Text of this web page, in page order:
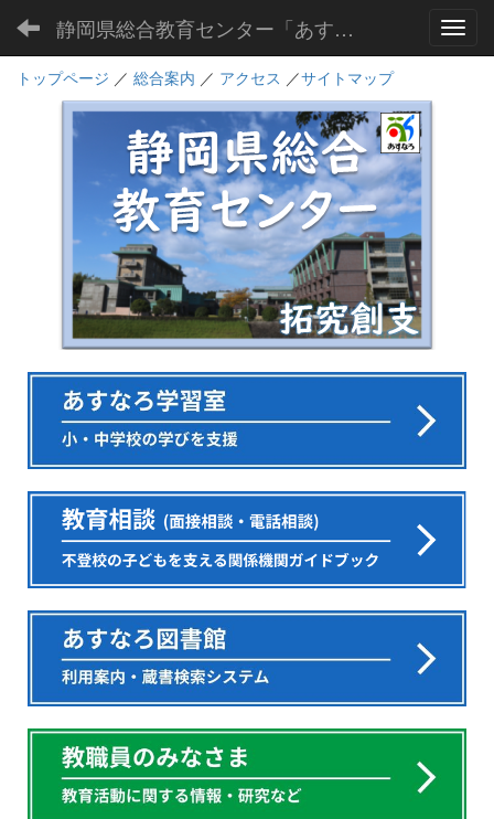
静岡県総合教育センター「あすなろ」
トップページ ／ 総合案内 ／ アクセス ／サイトマップ